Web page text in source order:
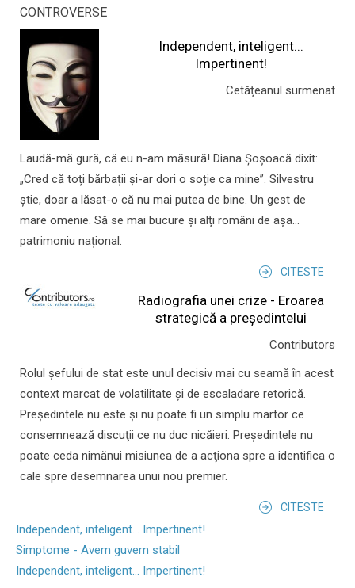
CONTROVERSE
Independent, inteligent...
Impertinent!
Cetățeanul surmenat
Laudă-mă gură, că eu n-am măsură! Diana Șoșoacă dixit:
„Cred că toți bărbații și-ar dori o soție ca mine”. Silvestru
știe, doar a lăsat-o că nu mai putea de bine. Un gest de
mare omenie. Să se mai bucure și alți români de așa...
patrimoniu național.
CITESTE
Radiografia unei crize - Eroarea
strategică a președintelui
Contributors
Rolul şefului de stat este unul decisiv mai cu seamă în acest
context marcat de volatilitate şi de escaladare retorică.
Preşedintele nu este şi nu poate fi un simplu martor ce
consemnează discuţii ce nu duc nicăieri. Preşedintele nu
poate ceda nimănui misiunea de a acţiona spre a identifica o
cale spre desemnarea unui nou premier.
CITESTE
Independent, inteligent... Impertinent!
Simptome - Avem guvern stabil
Independent, inteligent... Impertinent!